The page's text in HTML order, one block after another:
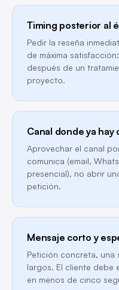
Timing posterior al
Pedir la reseña
de máxima
después de un
proyecto.
Canal donde ya
Aprovechar el canal
comunica (email,
presencial), no abrir
petición.
Mensaje corto y
Petición concreta, una
largos. El cliente debe
en menos de cinco